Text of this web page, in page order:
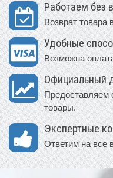
Работаем без
Возврат товара
Удобные
Возможна
Официальный
Предоставляем
товары.
Экспертные
Ответим на все